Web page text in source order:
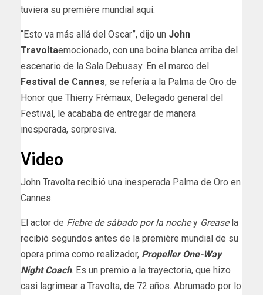
tuviera su première mundial aquí.
“Esto va más allá del Oscar”, dijo un John
Travoltaemocionado, con una boina blanca arriba del
escenario de la Sala Debussy. En el marco del
Festival de Cannes, se refería a la Palma de Oro de
Honor que Thierry Frémaux, Delegado general del
Festival, le acababa de entregar de manera
inesperada, sorpresiva.
Video
John Travolta recibió una inesperada Palma de Oro en
Cannes.
El actor de Fiebre de sábado por la nochey Greasela
recibió segundos antes de la première mundial de su
opera prima como realizador, Propeller One-Way
Night Coach. Es un premio a la trayectoria, que hizo
casi lagrimear a Travolta, de 72 años. Abrumado por lo